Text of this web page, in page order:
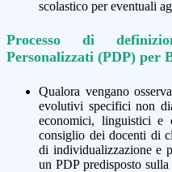
scolastico per eventuali
Processo di
Personalizzati (PDP) per
Qualora vengano
evolutivi specifici non
economici, linguistici e
consiglio dei docenti di
di individualizzazione e
un PDP predisposto